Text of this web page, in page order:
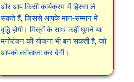
और आप किसी कार्यक्रम में हिस्सा ले
सकते हैं, जिससे आपके मान-सम्मान में
वृद्धि होगी। मित्रों के साथ कहीं घूमने या
मनोरंजन की योजना भी बन सकती है, जो
आपको तरोताजा कर देगी।